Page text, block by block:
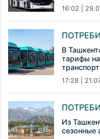
16:02 |
В
тарифы
17:28 |
Из
сезонные